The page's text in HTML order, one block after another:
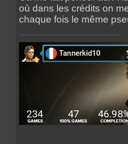
où dans les crédits on
chaque fois le même